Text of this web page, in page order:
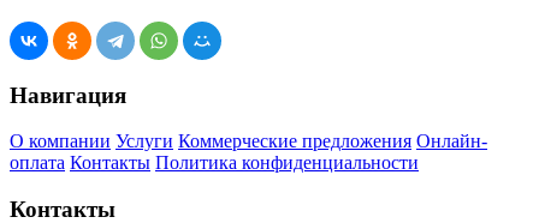
Навигация
О компании Услуги Коммерческие предложения Онлайн-
оплата Контакты Политика конфиденциальности
Контакты